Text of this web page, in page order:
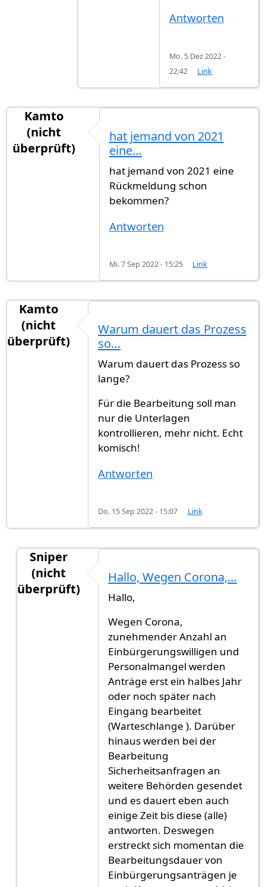
Antworten
Mo. 5 Dez 2022 -
22:42
Link
Kamto
(nicht
überprüft)
hat jemand von 2021
eine…
hat jemand von 2021 eine
Rückmeldung schon
bekommen?
Antworten
Mi. 7 Sep 2022 - 15:25 Link
Kamto
(nicht
überprüft)
Warum dauert das Prozess
so…
Warum dauert das Prozess so
lange?
Für die Bearbeitung soll man
nur die Unterlagen
kontrollieren, mehr nicht. Echt
komisch!
Antworten
Do. 15 Sep 2022 - 15:07 Link
Sniper
(nicht
überprüft)
Warum dauert das Prozess so…
Hallo, Wegen Corona,…
Hallo,
Wegen Corona,
zunehmender Anzahl an
Einbürgerungswilligen und
Personalmangel werden
Anträge erst ein halbes Jahr
oder noch später nach
Eingang bearbeitet
(Warteschlange ). Darüber
hinaus werden bei der
Bearbeitung
Sicherheitsanfragen an
weitere Behörden gesendet
und es dauert eben auch
einige Zeit bis diese (alle)
antworten. Deswegen
erstreckt sich momentan die
Bearbeitungsdauer von
Einbürgerungsanträgen je